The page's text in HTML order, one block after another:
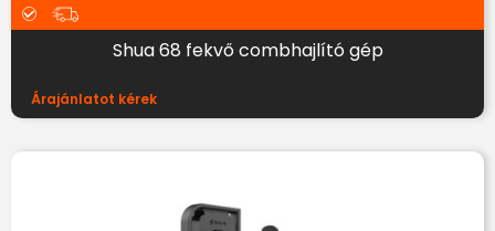
Shua 68 fekvő combhajlító gép
Árajánlatot kérek